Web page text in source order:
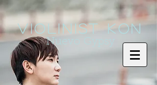
Violinist KoN
Nuevo Gypsy